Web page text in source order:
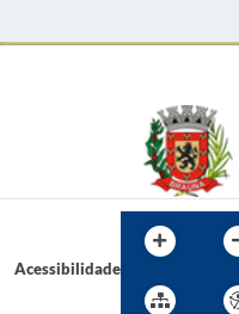
Acessibilidade